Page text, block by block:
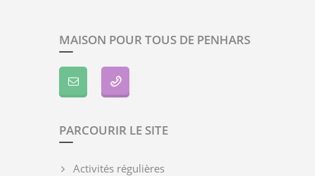
MAISON POUR TOUS DE PENHARS
PARCOURIR LE SITE
Activités régulières